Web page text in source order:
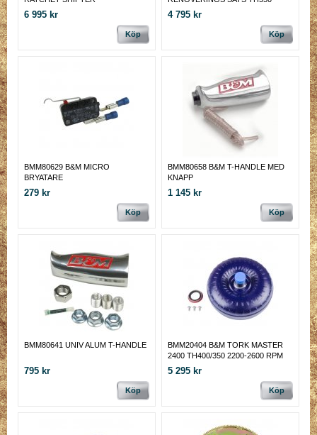
MEGASHIFTER CONSOLE Fits
1973-81 Camaro/1970-81 Firebird
6 995 kr
Köp
VÄXELLÅDA
4 795 kr
Köp
BMM80629 B&M MICRO
BRYATARE
279 kr
Köp
BMM80658 B&M T-HANDLE MED
KNAPP
1 145 kr
Köp
BMM80641 UNIV ALUM T-HANDLE
795 kr
Köp
BMM20404 B&M TORK MASTER
2400 TH400/350 2200-2600 RPM
stall
5 295 kr
Köp